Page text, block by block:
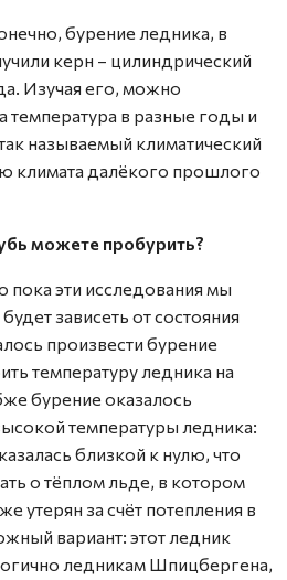
бурение ледника, в
керн – цилиндрический
Изучая его, можно
температура в разные годы и
называемый климатический
климата далёкого прошлого
можете пробурить?
эти исследования мы
зависеть от состояния
произвести бурение
температуру ледника на
бурение оказалось
температуры ледника:
близкой к нулю, что
о тёплом льде, в котором
утерян за счёт потепления в
вариант: этот ледник
ледникам Шпицбергена,